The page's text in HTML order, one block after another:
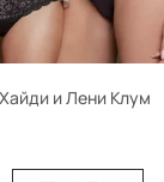
Хайди и Лени Клум